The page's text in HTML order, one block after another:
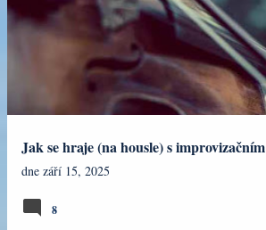
Jak se hraje (na housle) s
dne září 15, 2025
8